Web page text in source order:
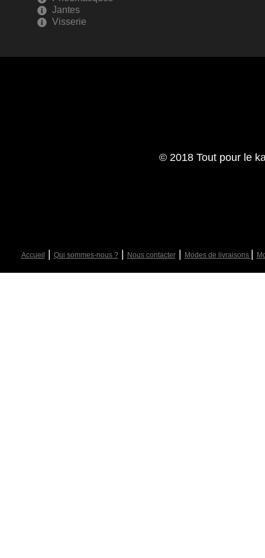
Jantes
Visserie
© 2018 Tout pour le
Accueil Qui sommes-nous ?| Nous contacter| Modes de livraisons